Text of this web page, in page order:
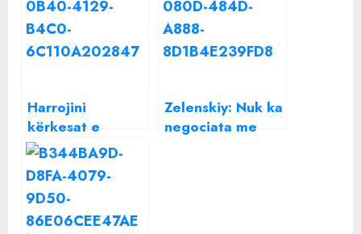
Harrojini
kërkesat e
fansave të
Malumas,
kërkesa e dy
tifozeve për
Ronaldon
Zelenskiy: Nuk ka
negociata me